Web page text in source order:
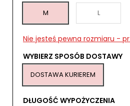
M L
Nie jesteś pewna rozmiaru -
WYBIERZ SPOSÓB DOSTAWY
DOSTAWA KURIEREM
DŁUGOŚĆ WYPOŻYCZENIA